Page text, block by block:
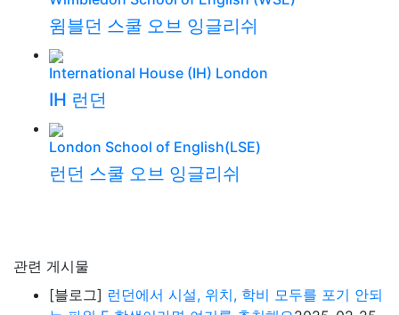
공무원분들께 추천하는 영국 어학원, 런던부
터 지방까지 2024-11-24
[블로그]
London College 방문기2024-03-08
[후기]공무원 런던 대학부설 어학연수 후기
02-08
#낮은 한인비율
[학교소식/스페셜] 벨 BELL 어학원 런던 센터 학비
[공지사항]
[학교소식/스페셜]BELL 벨 런던 20% 학비 할인 - 12